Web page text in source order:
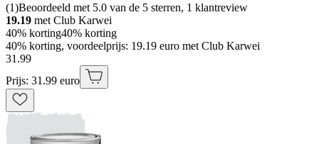
(1)Beoordeeld met 5.0 van de 5 sterren, 1 klantreview
19.19 met Club Karwei
40% korting40% korting
40% korting, voordeelprijs: 19.19 euro met Club Karwei
31 .99
Prijs: 31.99 euro